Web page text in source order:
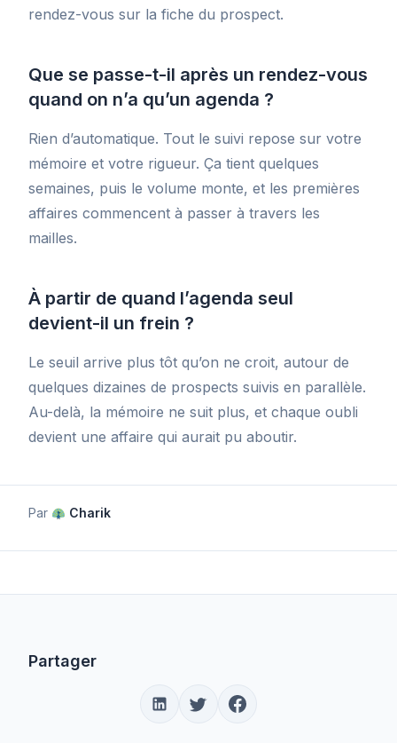
rendez-vous sur la fiche du prospect.
Que se passe-t-il après un rendez-vous
quand on n’a qu’un agenda ?
Rien d’automatique. Tout le suivi repose sur votre
mémoire et votre rigueur. Ça tient quelques
semaines, puis le volume monte, et les premières
affaires commencent à passer à travers les
mailles.
À partir de quand l’agenda seul
devient-il un frein ?
Le seuil arrive plus tôt qu’on ne croit, autour de
quelques dizaines de prospects suivis en parallèle.
Au-delà, la mémoire ne suit plus, et chaque oubli
devient une affaire qui aurait pu aboutir.
Par Charik
Partager